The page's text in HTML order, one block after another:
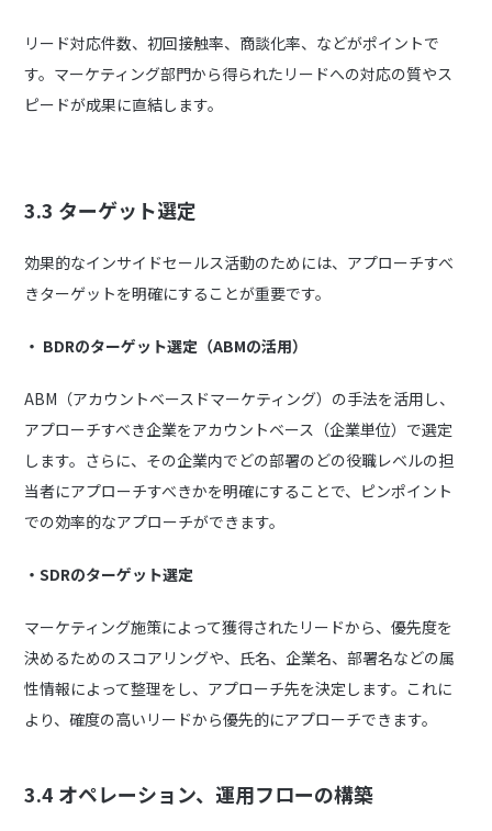
リード対応件数、初回接触率、商談化率、などがポイントで
す。マーケティング部門から得られたリードへの対応の質やス
ピードが成果に直結します。
3.3 ターゲット選定
効果的なインサイドセールス活動のためには、アプローチすべ
きターゲットを明確にすることが重要です。
・ BDRのターゲット選定（ABMの活用）
ABM（アカウントベースドマーケティング）の手法を活用し、
アプローチすべき企業をアカウントベース（企業単位）で選定
します。さらに、その企業内でどの部署のどの役職レベルの担
当者にアプローチすべきかを明確にすることで、ピンポイント
での効率的なアプローチができます。
・SDRのターゲット選定
マーケティング施策によって獲得されたリードから、優先度を
決めるためのスコアリングや、氏名、企業名、部署名などの属
性情報によって整理をし、アプローチ先を決定します。これに
より、確度の高いリードから優先的にアプローチできます。
3.4 オペレーション、運用フローの構築